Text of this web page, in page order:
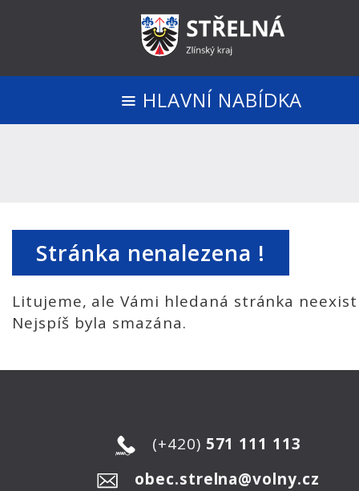
HLAVNÍ NABÍDKA
Stránka nenalezena !
Litujeme, ale Vámi hledaná stránka
Nejspíš byla smazána.
(+420) 571 111 113
obec.strelna@volny.cz